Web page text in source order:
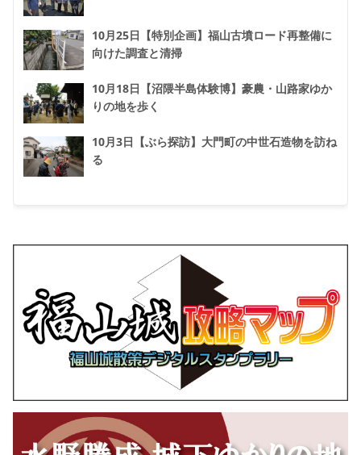
10月25日【特別企画】福山古墳ロード再整備に
向けた調査と清掃
10月18日【沼隈半島体験博】豪農・山路家ゆか
りの地を歩く
10月3日【ぶら探訪】大門町の中世石造物を訪ね
る